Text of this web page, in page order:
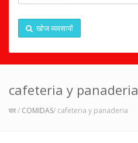
खोज व्यवसायों
cafeteria y panaderia
घर/ COMIDAS/ cafeteria y panaderia